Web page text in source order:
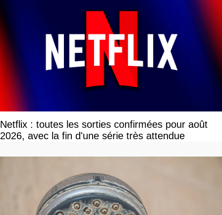
Netflix : toutes les sorties confirmées pour août
2026, avec la fin d'une série très attendue